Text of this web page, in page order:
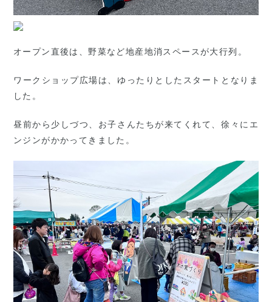
オープン直後は、野菜など地産地消スペースが大行列。
ワークショップ広場は、ゆったりとしたスタートとなりま
した。
昼前から少しづつ、お子さんたちが来てくれて、徐々にエ
ンジンがかかってきました。